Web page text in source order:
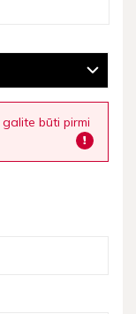
būti pirmi